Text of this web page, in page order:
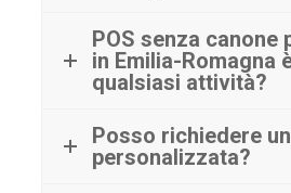
POS senza canone
in Emilia-Romagna
qualsiasi attività?
Posso richiedere
personalizzata?